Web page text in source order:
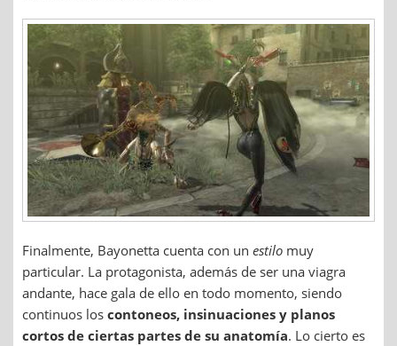
Finalmente, Bayonetta cuenta con un estilo muy
particular. La protagonista, además de ser una viagra
andante, hace gala de ello en todo momento, siendo
continuos los contoneos, insinuaciones y planos
cortos de ciertas partes de su anatomía. Lo cierto es